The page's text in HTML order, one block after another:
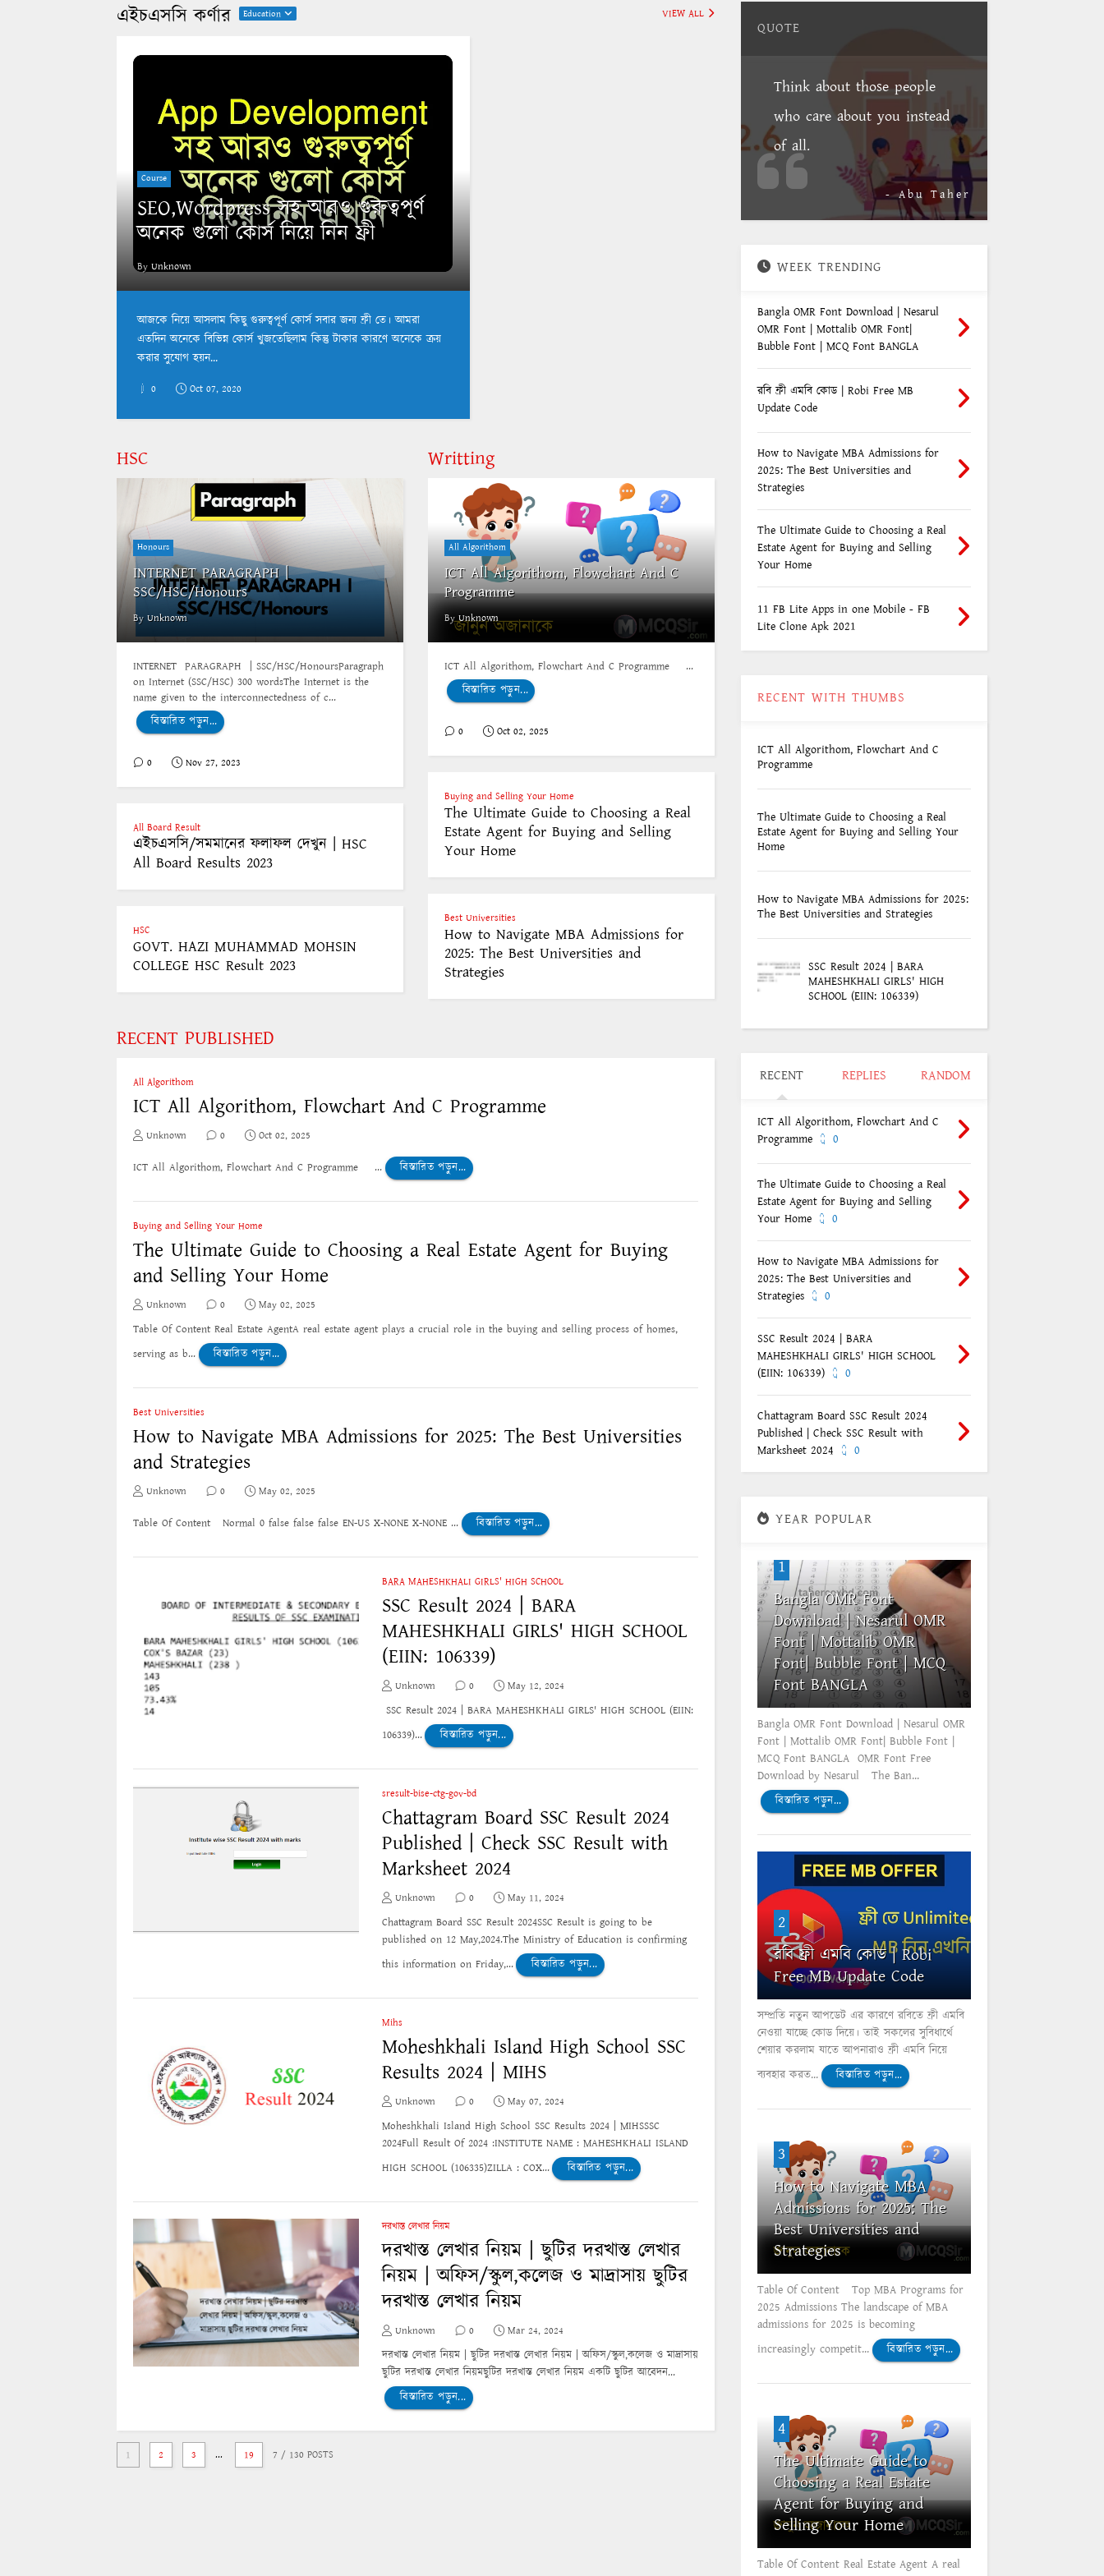
এইচএসসি কর্ণার Education VIEW ALL
Course
SEO,Wordpress সহ আরও গুরুত্বপূর্ণ
অনেক গুলো কোর্স নিয়ে নিন ফ্রী
By Unknown
আজকে নিয়ে আসলাম কিছু গুরুত্বপূর্ণ কোর্স সবার জন্য ফ্রী তে। আমরা
এতদিন অনেকে বিভিন্ন কোর্স খুজতেছিলাম কিন্তু টাকার কারণে অনেকে ক্রয়
করার সুযোগ হয়ন...
0 Oct 07, 2020
HSC
Honours
INTERNET PARAGRAPH |
SSC/HSC/Honours
By Unknown
INTERNET PARAGRAPH | SSC/HSC/HonoursParagraph
on Internet (SSC/HSC) 300 wordsThe Internet is the
name given to the interconnectedness of c...
বিস্তারিত পড়ুন...
0 Nov 27, 2023
All Board Result
এইচএসসি/সমমানের ফলাফল দেখুন | HSC
All Board Results 2023
HSC
GOVT. HAZI MUHAMMAD MOHSIN
COLLEGE HSC Result 2023
Writting
All Algorithom
ICT All Algorithom, Flowchart And C
Programme
By Unknown
ICT All Algorithom, Flowchart And C Programme ...
বিস্তারিত পড়ুন...
0 Oct 02, 2025
Buying and Selling Your Home
The Ultimate Guide to Choosing a Real
Estate Agent for Buying and Selling
Your Home
Best Universities
How to Navigate MBA Admissions for
2025: The Best Universities and
Strategies
RECENT PUBLISHED
All Algorithom
ICT All Algorithom, Flowchart And C Programme
Unknown 0 Oct 02, 2025
ICT All Algorithom, Flowchart And C Programme ... বিস্তারিত পড়ুন...
Buying and Selling Your Home
The Ultimate Guide to Choosing a Real Estate Agent for Buying
and Selling Your Home
Unknown 0 May 02, 2025
Table Of Content Real Estate AgentA real estate agent plays a crucial role in the buying and selling process of homes,
serving as b...
বিস্তারিত পড়ুন...
Best Universities
How to Navigate MBA Admissions for 2025: The Best Universities
and Strategies
Unknown 0 May 02, 2025
Table Of Content Normal 0 false false false EN-US X-NONE X-NONE ... বিস্তারিত পড়ুন...
BARA MAHESHKHALI GIRLS' HIGH SCHOOL
SSC Result 2024 | BARA
MAHESHKHALI GIRLS' HIGH SCHOOL
(EIIN: 106339)
Unknown 0 May 12, 2024
SSC Result 2024 | BARA MAHESHKHALI GIRLS' HIGH SCHOOL (EIIN:
106339)...
বিস্তারিত পড়ুন...
sresult-bise-ctg-gov-bd
Chattagram Board SSC Result 2024
Published | Check SSC Result with
Marksheet 2024
Unknown 0 May 11, 2024
Chattagram Board SSC Result 2024SSC Result is going to be
published on 12 May,2024.The Ministry of Education is confirming
this information on Friday,...
বিস্তারিত পড়ুন...
Mihs
Moheshkhali Island High School SSC
Results 2024 | MIHS
Unknown 0 May 07, 2024
Moheshkhali Island High School SSC Results 2024 | MIHSSSC
2024Full Result Of 2024 :INSTITUTE NAME : MAHESHKHALI ISLAND
HIGH SCHOOL (106335)ZILLA : COX...
বিস্তারিত পড়ুন...
দরখাস্ত লেখার নিয়ম
দরখাস্ত লেখার নিয়ম | ছুটির দরখাস্ত লেখার
নিয়ম | অফিস/স্কুল,কলেজ ও মাদ্রাসায় ছুটির
দরখাস্ত লেখার নিয়ম
Unknown 0 Mar 24, 2024
দরখাস্ত লেখার নিয়ম | ছুটির দরখাস্ত লেখার নিয়ম | অফিস/স্কুল,কলেজ ও মাদ্রাসায়
ছুটির দরখাস্ত লেখার নিয়মছুটির দরখাস্ত লেখার নিয়ম একটি ছুটির আবেদন...
বিস্তারিত পড়ুন...
1 2 3 ... 19 7 / 130 POSTS
QUOTE
Think about those people
who care about you instead
of all.
- Abu Taher
WEEK TRENDING
Bangla OMR Font Download | Nesarul
OMR Font | Mottalib OMR Font|
Bubble Font | MCQ Font BANGLA
রবি ফ্রী এমবি কোড | Robi Free MB
Update Code
How to Navigate MBA Admissions for
2025: The Best Universities and
Strategies
The Ultimate Guide to Choosing a Real
Estate Agent for Buying and Selling
Your Home
11 FB Lite Apps in one Mobile - FB
Lite Clone Apk 2021
RECENT WITH THUMBS
ICT All Algorithom, Flowchart And C
Programme
The Ultimate Guide to Choosing a Real
Estate Agent for Buying and Selling Your
Home
How to Navigate MBA Admissions for 2025:
The Best Universities and Strategies
SSC Result 2024 | BARA
MAHESHKHALI GIRLS' HIGH
SCHOOL (EIIN: 106339)
RECENT REPLIES RANDOM
ICT All Algorithom, Flowchart And C
Programme
0
The Ultimate Guide to Choosing a Real
Estate Agent for Buying and Selling
Your Home
0
How to Navigate MBA Admissions for
2025: The Best Universities and
Strategies
0
SSC Result 2024 | BARA
MAHESHKHALI GIRLS' HIGH SCHOOL
(EIIN: 106339)
0
Chattagram Board SSC Result 2024
Published | Check SSC Result with
Marksheet 2024
0
YEAR POPULAR
1
Bangla OMR Font
Download | Nesarul OMR
Font | Mottalib OMR
Font| Bubble Font | MCQ
Font BANGLA
Bangla OMR Font Download | Nesarul OMR
Font | Mottalib OMR Font| Bubble Font |
MCQ Font BANGLA OMR Font Free
Download by Nesarul The Ban...
বিস্তারিত পড়ুন...
2
রবি ফ্রী এমবি কোড | Robi
Free MB Update Code
সম্প্রতি নতুন আপডেট এর কারণে রবিতে ফ্রী এমবি
নেওয়া যাচ্ছে কোড দিয়ে। তাই সকলের সুবিধার্থে
শেয়ার করলাম যাতে আপনারাও ফ্রী এমবি নিয়ে
ব্যবহার করত...
বিস্তারিত পড়ুন...
3
How to Navigate MBA
Admissions for 2025: The
Best Universities and
Strategies
Table Of Content Top MBA Programs for
2025 Admissions The landscape of MBA
admissions for 2025 is becoming
increasingly competit...
বিস্তারিত পড়ুন...
4
The Ultimate Guide to
Choosing a Real Estate
Agent for Buying and
Selling Your Home
Table Of Content Real Estate Agent A real